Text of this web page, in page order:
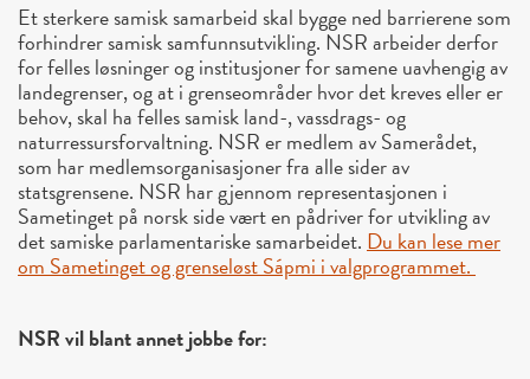
Et sterkere samisk samarbeid skal bygge ned barrierene som
forhindrer samisk samfunnsutvikling. NSR arbeider derfor
for felles løsninger og institusjoner for samene uavhengig av
landegrenser, og at i grenseområder hvor det kreves eller er
behov, skal ha felles samisk land-, vassdrags- og
naturressursforvaltning. NSR er medlem av Samerådet,
som har medlemsorganisasjoner fra alle sider av
statsgrensene. NSR har gjennom representasjonen i
Sametinget på norsk side vært en pådriver for utvikling av
det samiske parlamentariske samarbeidet. Du kan lese mer
om Sametinget og grenseløst Sápmi i valgprogrammet.
NSR vil blant annet jobbe for: